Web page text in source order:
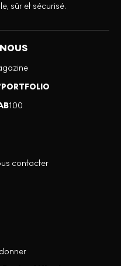
sûr et sécurisé.
PORTFOLIO
100
contacter